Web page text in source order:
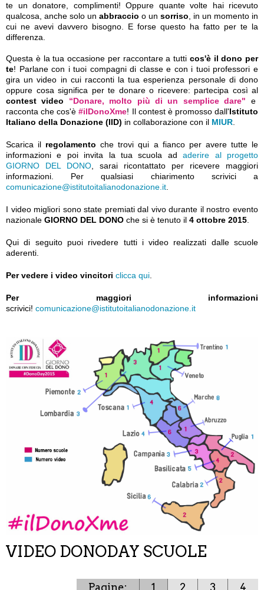
te un donatore, complimenti! Oppure quante volte hai ricevuto
qualcosa, anche solo un abbraccio o un sorriso , in un momento in
cui ne avevi davvero bisogno. E forse questo ha fatto per te la
differenza.
Questa è la tua occasione per raccontare a tutti cos'è il dono per
te! Parlane con i tuoi compagni di classe e con i tuoi professori e
gira un video in cui racconti la tua esperienza personale di dono
oppure cosa significa per te donare o ricevere: partecipa così al
contest video “Donare, molto più di un semplice dare" e
racconta che cos'è#ilDonoXme! Il contest èpromosso dall'Istituto
Italiano della Donazione (IID) in collaborazione con il MIUR
Scarica il regolamento che trovi qui a fianco per avere tutte le
informazioni e poi invita la tua scuola adaderire al progetto
GIORNO DEL DONO , sarai ricontattato per ricevere maggiori
informazioni. Per qualsiasi chiarimento scrivici a
comunicazione@istitutoitalianodonazione.it
I video migliori sono state premiati dal vivo durante il nostro evento
nazionale GIORNO DEL DONO che si è tenuto il 4 ottobre 2015
Qui di seguito puoi rivedere tutti i video realizzati dalle scuole
aderenti.
Per vedere i video vincitori clicca qui
Per maggiori informazioni
scrivici! comunicazione@istitutoitalianodonazione.it
VIDEO DONODAY SCUOLE
Pagine: 1 2 3 4